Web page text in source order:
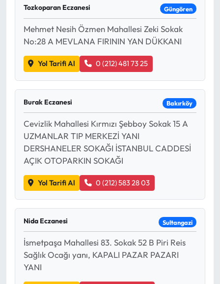
Tozkoparan Eczanesi Güngören
Mehmet Nesih Özmen Mahallesi Zeki Sokak
No:28 A MEVLANA FIRININ YAN DÜKKANI
Yol Tarifi Al 0 (212) 481 73 25
Burak Eczanesi Bakırköy
Cevizlik Mahallesi Kırmızı Şebboy Sokak 15 A
UZMANLAR TIP MERKEZİ YANI
DERSHANELER SOKAĞI İSTANBUL CADDESİ
AÇIK OTOPARKIN SOKAĞI
Yol Tarifi Al 0 (212) 583 28 03
Nida Eczanesi Sultangazi
İsmetpaşa Mahallesi 83. Sokak 52 B Piri Reis
Sağlık Ocağı yanı, KAPALI PAZAR PAZARI
YANI